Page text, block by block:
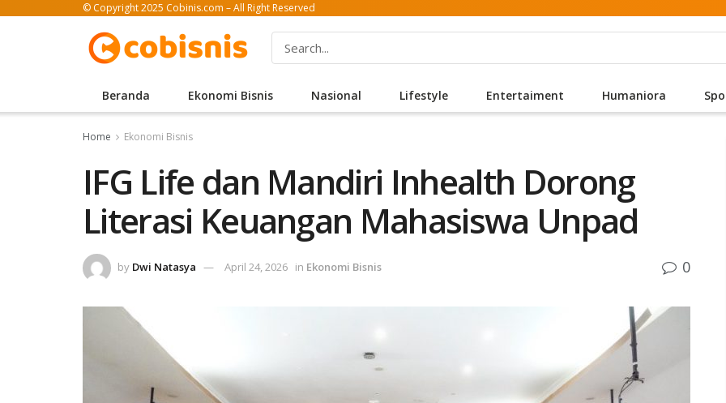
© Copyright 2025 Cobinis.com – All Right Reserved
Beranda Ekonomi Bisnis Nasional Lifestyle Entertaiment Humaniora
Home Ekonomi Bisnis
IFG Life dan Mandiri Inhealth Dorong
Literasi Keuangan Mahasiswa Unpad
by Dwi Natasya April 24, 2026 in Ekonomi Bisnis 0